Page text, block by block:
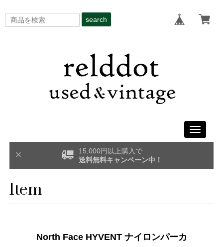
search
Toggle
15,000円以上購入で
送料無料キャンペーン中！
Item
North Face HYVENT ナイロンパーカ